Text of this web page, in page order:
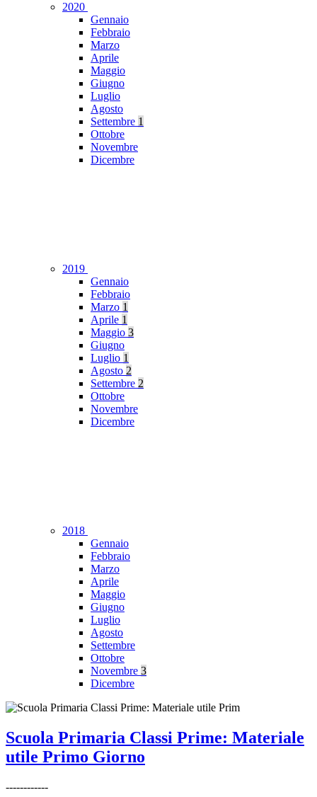
2020
Gennaio
Febbraio
Marzo
Aprile
Maggio
Giugno
Luglio
Agosto
Settembre 1
Ottobre
Novembre
Dicembre
2019
Gennaio
Febbraio
Marzo 1
Aprile 1
Maggio 3
Giugno
Luglio 1
Agosto 2
Settembre 2
Ottobre
Novembre
Dicembre
2018
Gennaio
Febbraio
Marzo
Aprile
Maggio
Giugno
Luglio
Agosto
Settembre
Ottobre
Novembre 3
Dicembre
Scuola Primaria Classi Prime: Materiale
utile Primo Giorno
------------